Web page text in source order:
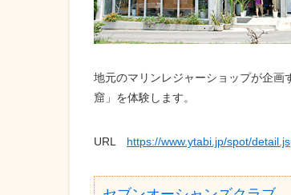
地元のマリンレジャーショップが企
窟」を体験します。
URL https://www.ytabi.jp/spot/